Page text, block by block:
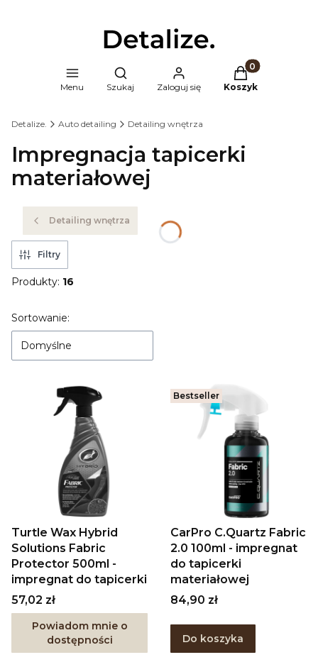
Menu
Otwórz wyszukiwarkę
Szukaj Zaloguj się
Produkty w
Koszyk
Detalize. Auto detailing Detailing wnętrza
Impregnacja tapicerki
materiałowej
Detailing wnętrza
Filtry
Produkty: 16
Lista produktów
Sortowanie:
Domyślne
Turtle Wax Hybrid
Solutions Fabric
Protector 500ml -
impregnat do tapicerki
Cena
57,02 zł
Powiadom mnie o
dostępności
Bestseller
CarPro C.Quartz Fabric
2.0 100ml - impregnat
do tapicerki
materiałowej
Cena
84,90 zł
Do koszyka